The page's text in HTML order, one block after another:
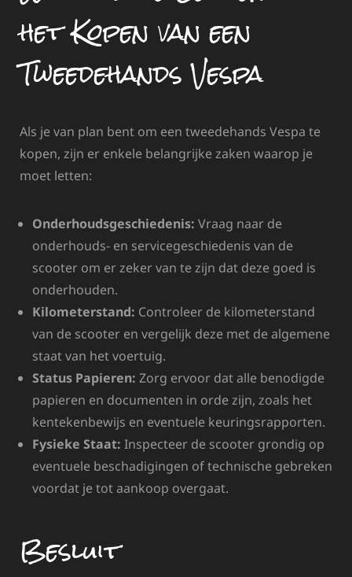
het Kopen van een
Tweedehands Vespa
Als je van plan bent om een tweedehands Vespa te
kopen, zijn er enkele belangrijke zaken waarop je
moet letten:
Onderhoudsgeschiedenis: Vraag naar de
onderhouds- en servicegeschiedenis van de
scooter om er zeker van te zijn dat deze goed is
onderhouden.
Kilometerstand: Controleer de kilometerstand
van de scooter en vergelijk deze met de algemene
staat van het voertuig.
Status Papieren: Zorg ervoor dat alle benodigde
papieren en documenten in orde zijn, zoals het
kentekenbewijs en eventuele keuringsrapporten.
Fysieke Staat: Inspecteer de scooter grondig op
eventuele beschadigingen of technische gebreken
voordat je tot aankoop overgaat.
Besluit